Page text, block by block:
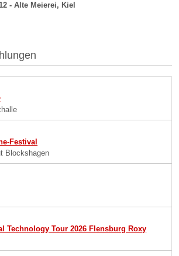
- Alte Meierei, Kiel
Festival
Blockshagen
Technology Tour 2026 Flensburg Roxy